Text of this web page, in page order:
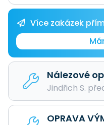
Více zakázek
Nálezové
Jindřich S.
OPRAVA